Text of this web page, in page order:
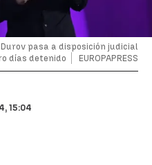
pasa a disposición judicial
días detenido
EUROPAPRESS
15:04